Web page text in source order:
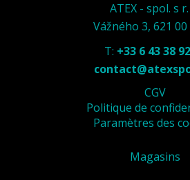
ATEX - spol. s
Vážného 3, 621
T: +33 6 43 38
CGV
Politique de
Paramètres des
Magasins